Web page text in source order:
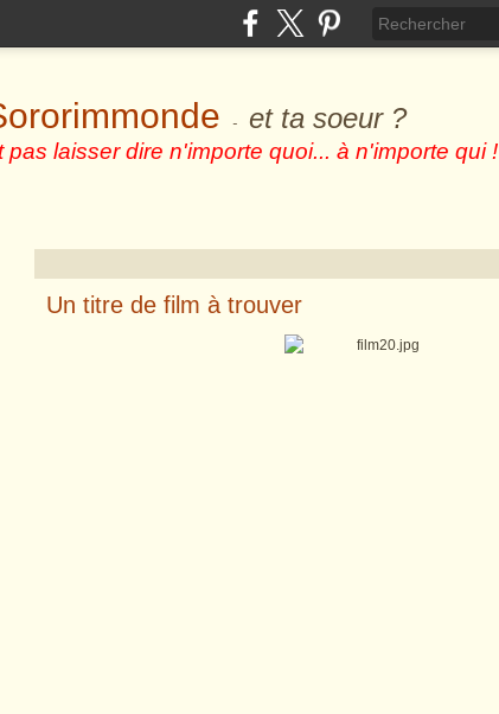
- et ta soeur ?
pas laisser dire n'importe quoi... à n'importe qui !
Un titre de film à trouver